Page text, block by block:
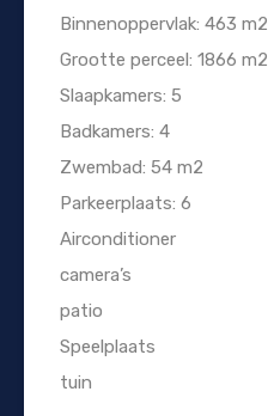
Binnenoppervlak: 463 m2
Grootte perceel: 1866 m2
Slaapkamers: 5
Badkamers: 4
Zwembad: 54 m2
Parkeerplaats: 6
Airconditioner
camera’s
patio
Speelplaats
tuin